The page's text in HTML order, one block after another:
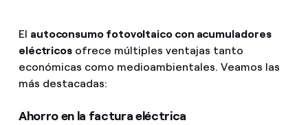
El autoconsumo fotovoltaico con acumuladores
eléctricos ofrece múltiples ventajas tanto
económicas como medioambientales. Veamos las
más destacadas:
Ahorro en la factura eléctrica